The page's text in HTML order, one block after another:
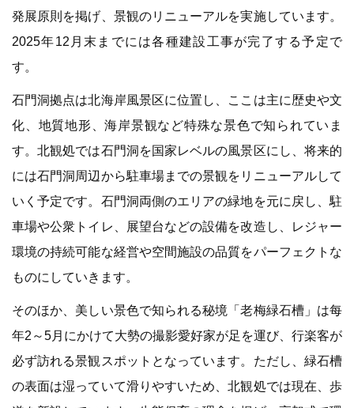
発展原則を掲げ、景観のリニューアルを実施しています。
2025年12月末までには各種建設工事が完了する予定で
す。
石門洞拠点は北海岸風景区に位置し、ここは主に歴史や文
化、地質地形、海岸景観など特殊な景色で知られていま
す。北観処では石門洞を国家レベルの風景区にし、将来的
には石門洞周辺から駐車場までの景観をリニューアルして
いく予定です。石門洞両側のエリアの緑地を元に戻し、駐
車場や公衆トイレ、展望台などの設備を改造し、レジャー
環境の持続可能な経営や空間施設の品質をパーフェクトな
ものにしていきます。
そのほか、美しい景色で知られる秘境「老梅緑石槽」は每
年2～5月にかけて大勢の撮影愛好家が足を運び、行楽客が
必ず訪れる景観スポットとなっています。ただし、緑石槽
の表面は湿っていて滑りやすいため、北観処では現在、歩